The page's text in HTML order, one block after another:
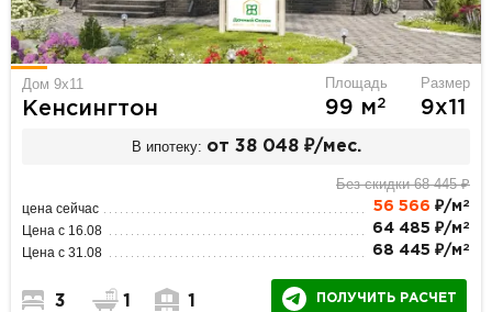
Дом 9х11
Кенсингтон
Площадь
99 м2
Размер
9х11
В ипотеку: от 38 048 ₽/мес.
Без скидки 68 445 ₽
цена сейчас 56 566 ₽/м 2
Цена с 16.08 64 485 ₽/м 2
Цена с 31.08 68 445 ₽/м 2
3 1 1 ПОЛУЧИТЬ РАСЧЕТ